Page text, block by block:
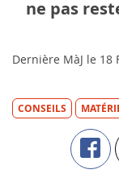
ne pas
Dernière MàJ le 18
CONSEILS